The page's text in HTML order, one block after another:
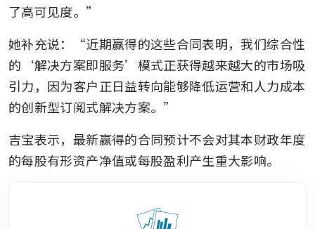
了高可见度。”
她补充说：“近期赢得的这些合同表明，我们综合性
的‘解决方案即服务’模式正获得越来越大的市场吸
引力，因为客户正日益转向能够降低运营和人力成本
的创新型订阅式解决方案。”
吉宝表示，最新赢得的合同预计不会对其本财政年度
的每股有形资产净值或每股盈利产生重大影响。